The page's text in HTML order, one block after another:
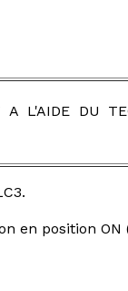
A L'AIDE DU
en position ON